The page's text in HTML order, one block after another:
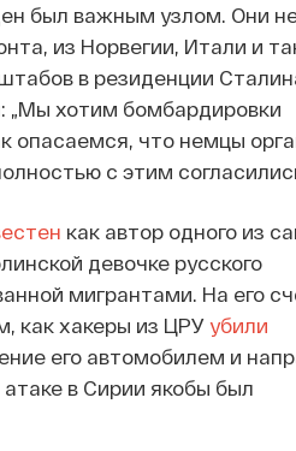
был важным узлом. Они
из Норвегии, Итали и
в резиденции
„Мы хотим бомбардировки
опасаемся, что немцы
с этим
как автор одного из
девочке русского
мигрантами. На его
как хакеры из ЦРУ убили
его автомобилем и
в Сирии якобы был